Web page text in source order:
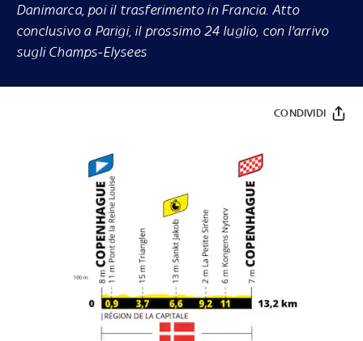
Danimarca, poi il trasferimento in Francia. Atto
conclusivo a Parigi, il prossimo 24 luglio, con l'arrivo
sugli Champs-Elysees
CONDIVIDI